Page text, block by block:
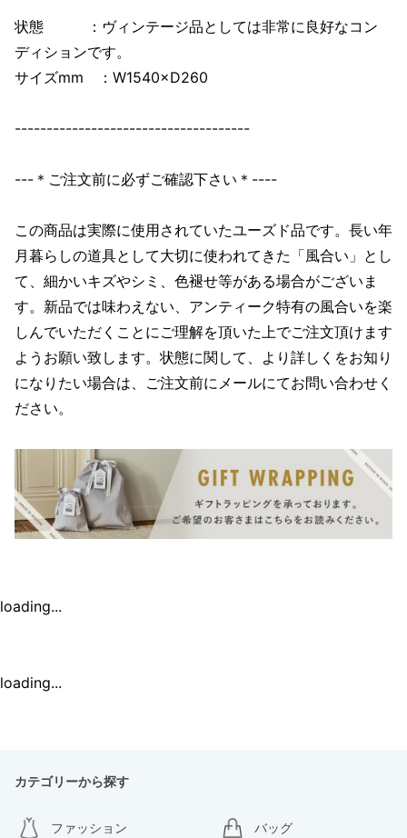
状態 ：ヴィンテージ品としては非常に良好なコン
ディションです。
サイズmm ：W1540×D260
-------------------------------------
---＊ご注文前に必ずご確認下さい＊----
この商品は実際に使用されていたユーズド品です。長い年
月暮らしの道具として大切に使われてきた「風合い」とし
て、細かいキズやシミ、色褪せ等がある場合がございま
す。新品では味わえない、アンティーク特有の風合いを楽
しんでいただくことにご理解を頂いた上でご注文頂けます
ようお願い致します。状態に関して、より詳しくをお知り
になりたい場合は、ご注文前にメールにてお問い合わせく
ださい。
loading...
loading...
カテゴリーから探す
ファッション バッグ